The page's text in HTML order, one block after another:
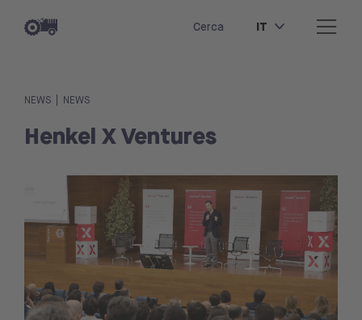
Cerca IT
NEWS NEWS
Henkel X Ventures